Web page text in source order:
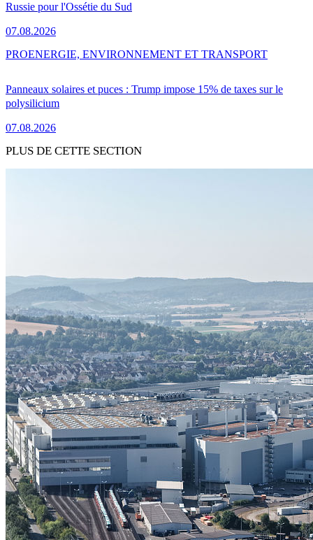
Russie pour l'Ossétie du Sud
07.08.2026
Panneaux solaires et puces : Trump impose 15% de taxes sur le
polysilicium
07.08.2026
PROENERGIE, ENVIRONNEMENT ET TRANSPORT
PLUS DE CETTE SECTION